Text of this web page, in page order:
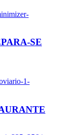
SE
1-